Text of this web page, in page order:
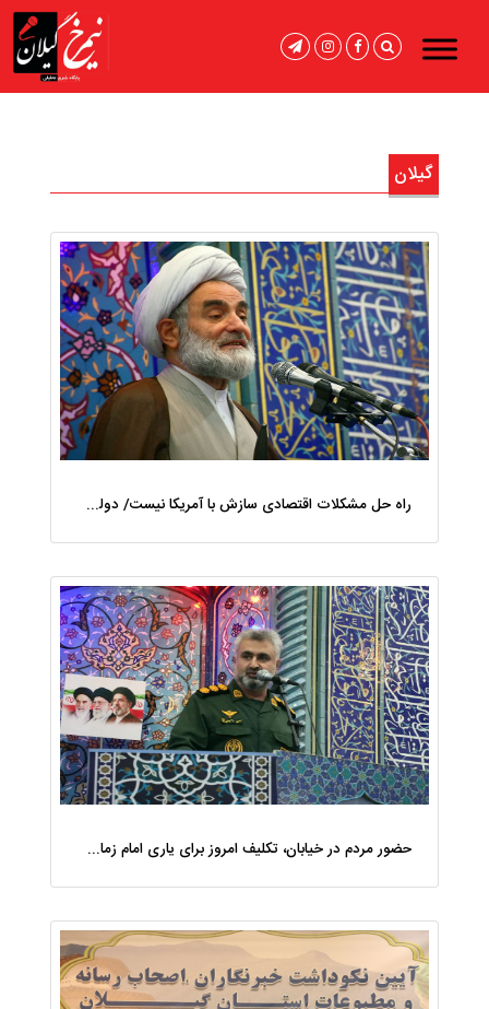
گیلان
راه حل مشکلات اقتصادی سازش با آمریکا نیست/ دولت مانع زیان شالیکاران شود
حضور مردم در خیابان، تکلیف امروز برای یاری امام زمان (عج) است